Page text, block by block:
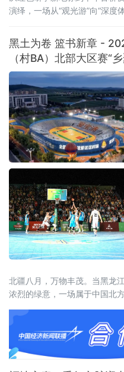
演绎，一场从“观光游”向“深度
黑土为卷 篮书新章 -
（村BA）北部大区赛“
北疆八月，万物丰茂。当黑龙
浓烈的绿意，一场属于中国北
BA）北部大区赛，将在黑龙
的炽热季风首次吹度山海关，
京、天津、河北、山西、内蒙
江等北部十省区的